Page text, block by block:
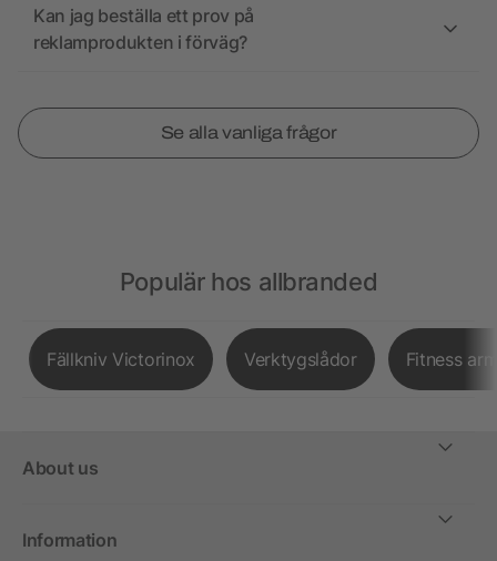
Kan jag beställa ett prov på
reklamprodukten i förväg?
Se alla vanliga frågor
Populär hos allbranded
Fällkniv Victorinox Verktygslådor Fitness
About us
Information